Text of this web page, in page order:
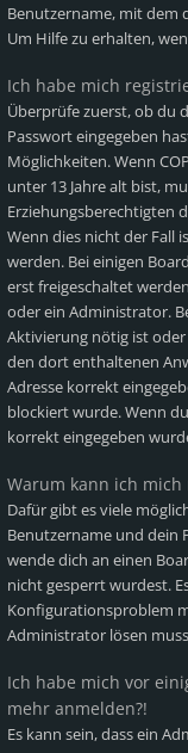
Benutzername, mit dem
Um Hilfe zu erhalten,
Ich habe mich
Überprüfe zuerst, ob du
Passwort eingegeben
Möglichkeiten. Wenn
unter 13 Jahre alt bist,
Erziehungsberechtigten
Wenn dies nicht der Fall
werden. Bei einigen
erst freigeschaltet
oder ein Administrator.
Aktivierung nötig ist
den dort enthaltenen
Adresse korrekt
blockiert wurde. Wenn
korrekt eingegeben
Warum kann ich
Dafür gibt es viele
Benutzername und dein
wende dich an einen
nicht gesperrt wurdest.
Konfigurationsproblem
Administrator lösen
Ich habe mich vor
mehr anmelden?!
Es kann sein, dass ein